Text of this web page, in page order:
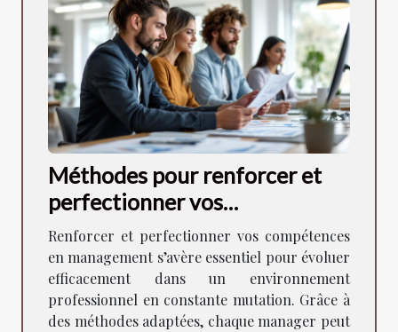
Méthodes pour renforcer et
perfectionner vos
compétences en management
Renforcer et perfectionner vos compétences
en management s’avère essentiel pour évoluer
efficacement dans un environnement
professionnel en constante mutation. Grâce à
des méthodes adaptées, chaque manager peut